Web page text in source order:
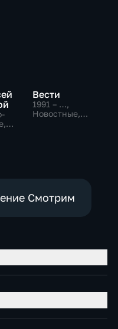
Вести
1991 – …,
Новостные,
Смотрим